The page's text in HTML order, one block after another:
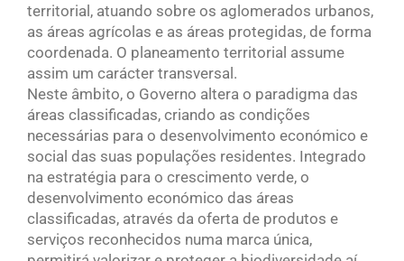
territorial, atuando sobre os aglomerados urbanos,
as áreas agrícolas e as áreas protegidas, de forma
coordenada. O planeamento territorial assume
assim um carácter transversal.
Neste âmbito, o Governo altera o paradigma das
áreas classificadas, criando as condições
necessárias para o desenvolvimento económico e
social das suas populações residentes. Integrado
na estratégia para o crescimento verde, o
desenvolvimento económico das áreas
classificadas, através da oferta de produtos e
serviços reconhecidos numa marca única,